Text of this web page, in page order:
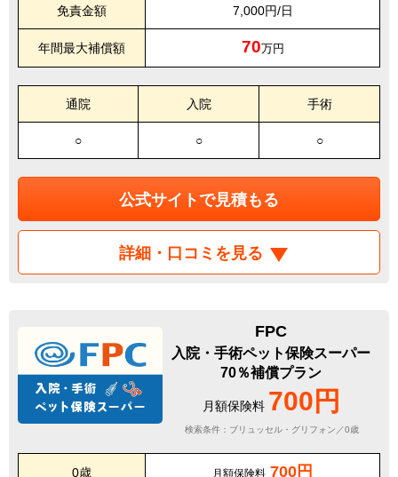
免責金額 7,000円/日
年間最大補償額 70万円
通院 入院 手術
○ ○ ○
公式サイトで見積もる
詳細・口コミを見る
FPC
入院・手術ペット保険スーパー
70％補償プラン
月額保険料 700円
検索条件：ブリュッセル・グリフォン／0歳
0歳 月額保険料 700円